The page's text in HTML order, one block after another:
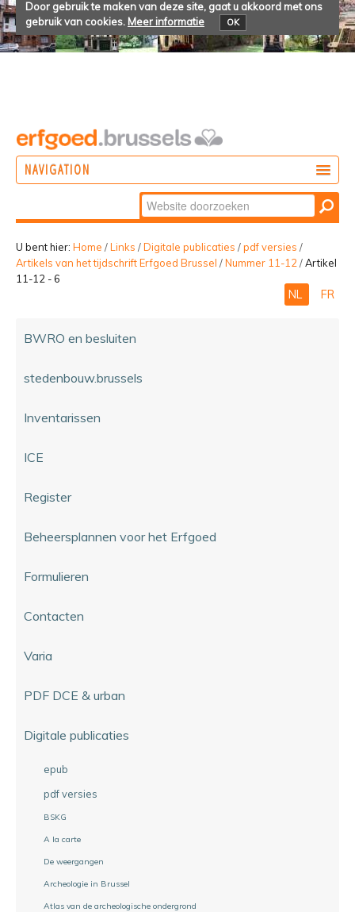
Door gebruik te maken van deze site, gaat u akkoord met ons
gebruik van cookies. Meer informatie OK
NAVIGATION
BELEVEN
Zoek
Geavanceerd
zoeken...
U bent hier: Home /Links /Digitale publicaties /pdf versies /
Artikels van het tijdschrift Erfgoed Brussel /Nummer 11-12 /Artikel
11-12 - 6
NL FR
BWRO en besluiten
stedenbouw.brussels
Inventarissen
ICE
Register
Beheersplannen voor het Erfgoed
Formulieren
Contacten
Varia
PDF DCE & urban
Digitale publicaties
epub
pdf versies
BSKG
A la carte
De weergangen
Archeologie in Brussel
Atlas van de archeologische ondergrond